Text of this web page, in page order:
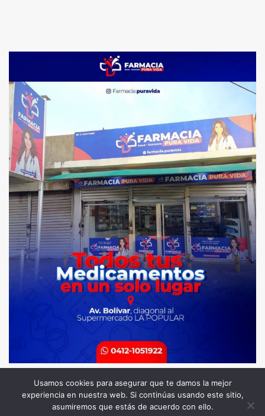
Todos los Derechos Reservados. Somos Noticia COL
© 2026 |Terminos y condiciones|Politica de
Usamos cookies para asegurar que te damos la mejor
experiencia en nuestra web. Si continúas usando este sitio,
asumiremos que estás de acuerdo con ello.